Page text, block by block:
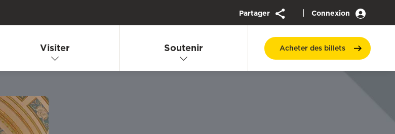
Partager | Connexion
Visiter Soutenir Acheter desbillets